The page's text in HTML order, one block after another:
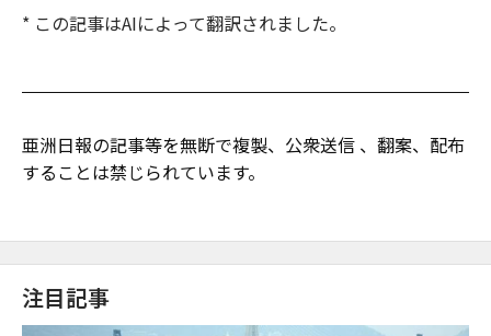
* この記事はAIによって翻訳されました。
亜洲日報の記事等を無断で複製、公衆送信 、翻案、配布
することは禁じられています。
注目記事